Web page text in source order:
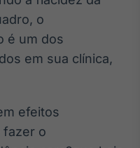
de
o
é um dos
em sua clínica,
efeitos
fazer o